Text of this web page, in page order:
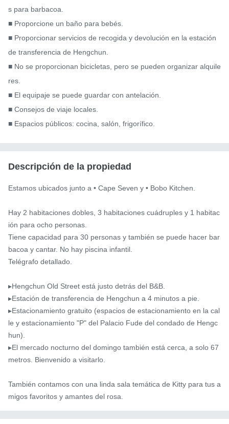
s para barbacoa.
■ Proporcione un baño para bebés.
■ Proporcionar servicios de recogida y devolución en la estación
de transferencia de Hengchun.
■ No se proporcionan bicicletas, pero se pueden organizar alquile
res.
■ El equipaje se puede guardar con antelación.
■ Consejos de viaje locales.
■ Espacios públicos: cocina, salón, frigorífico.
Descripción de la propiedad
Estamos ubicados junto a • Cape Seven y • Bobo Kitchen.
Hay 2 habitaciones dobles, 3 habitaciones cuádruples y 1 habitac
ión para ocho personas.
Tiene capacidad para 30 personas y también se puede hacer bar
bacoa y cantar. No hay piscina infantil.
Telégrafo detallado.
▸Hengchun Old Street está justo detrás del B&B.
▸Estación de transferencia de Hengchun a 4 minutos a pie.
▸Estacionamiento gratuito (espacios de estacionamiento en la cal
le y estacionamiento "P" del Palacio Fude del condado de Hengc
hun).
▸El mercado nocturno del domingo también está cerca, a solo 67
metros. Bienvenido a visitarlo.
También contamos con una linda sala temática de Kitty para tus a
migos favoritos y amantes del rosa.